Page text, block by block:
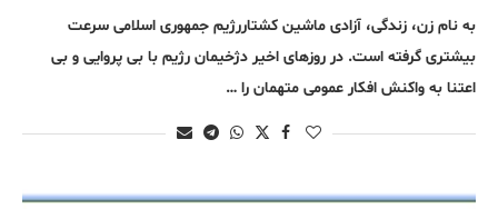
به نام زن، زندگی، آزادی ماشین کشتاررژیم جمهوری اسلامی سرعت
بیشتری گرفته است. در روزهای اخیر دژخیمان رژیم با بی پروایی و بی
اعتنا به واکنش افکار عمومی متهمان را …